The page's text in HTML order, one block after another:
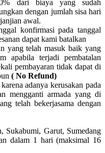
dari biaya yang sudah
dengan jumlah sisa hari
awal.
konfirmasi pada tanggal
dapat kami batalkan
yang telah masuk baik yang
apabila terjadi pembatalan
pembayaran tidak dapat di
( No Refund)
adanya kerusakan pada
mengganti armada yang di
telah bekerjasama dengan
Sukabumi, Garut, Sumedang
dalam 1 hari (maksimal 16